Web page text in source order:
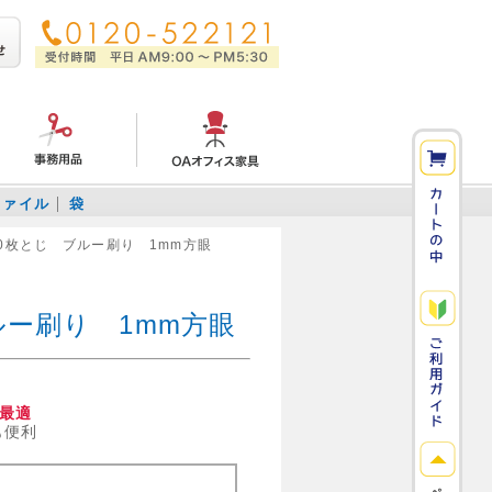
イル 袋
枚とじ ブルー刷り 1mm方眼
刷り 1mm方眼
適
利